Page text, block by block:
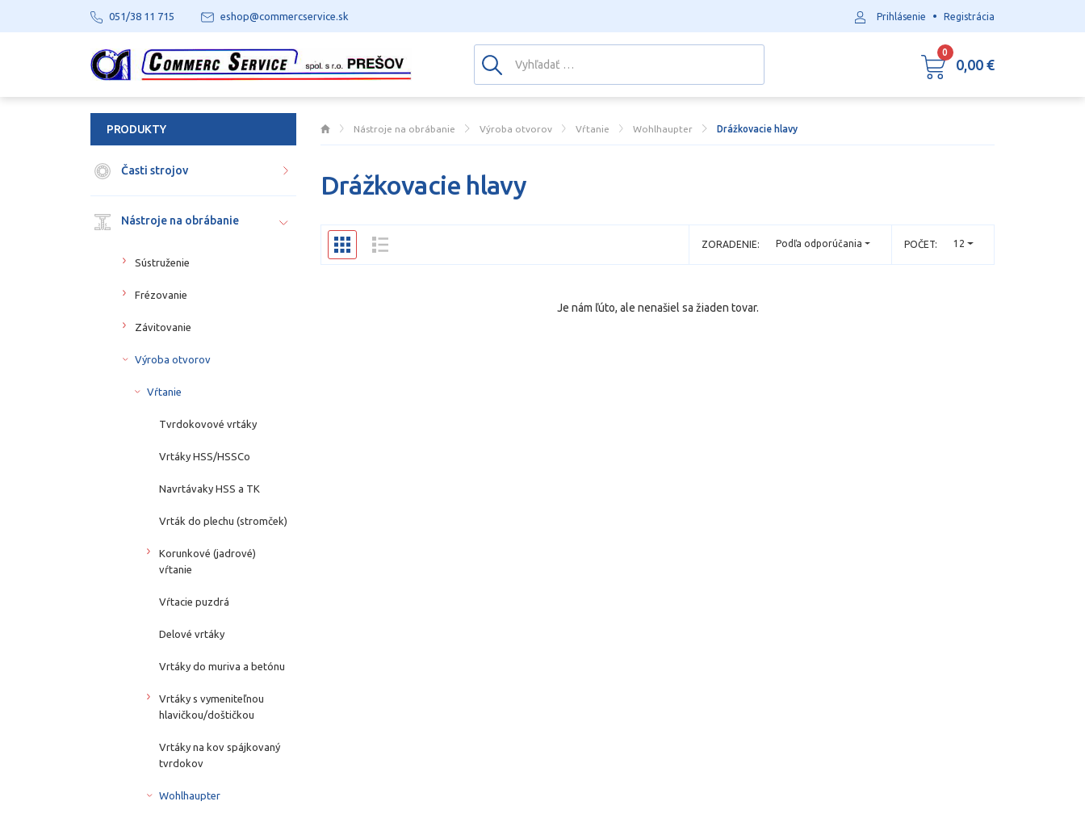
Nástroje na obrábanie Výroba otvorov Vŕtanie Wohlhaupter Drážkovacie hlavy
Drážkovacie hlavy
POČET: 12
ZORADENIE: Podľa odporúčania
Je nám ľúto, ale nenašiel sa žiaden tovar.
PRODUKTY
Časti strojov
Nástroje na obrábanie
Sústruženie
Frézovanie
Závitovanie
Výroba otvorov
Vŕtanie
Tvrdokovové vrtáky
Vrtáky HSS/HSSCo
Navrtávaky HSS a TK
Vrták do plechu (stromček)
Korunkové (jadrové)
vŕtanie
Vŕtacie puzdrá
Delové vrtáky
Vrtáky do muriva a betónu
Vrtáky s vymeniteľnou
hlavičkou/doštičkou
Vrtáky na kov spájkovaný
tvrdokov
Wohlhaupter
051/38 11 715 eshop@commercservice.sk Prihlásenie • Registrácia
0
0,00 €